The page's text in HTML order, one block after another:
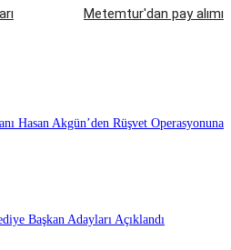
Metemtur'dan pay alımı
Hasan Akgün’den Rüşvet Operasyonuna
Başkan Adayları Açıklandı